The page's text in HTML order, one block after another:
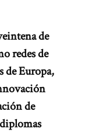
de
redes de
de Europa,
de